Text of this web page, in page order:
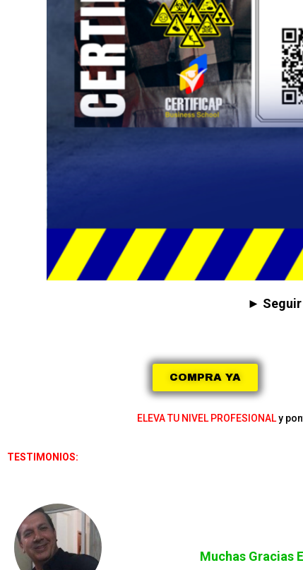
► Seguir
COMPRA YA
ELEVA TU NIVEL PROFESIONALy
TESTIMONIOS:
Muchas Gracias